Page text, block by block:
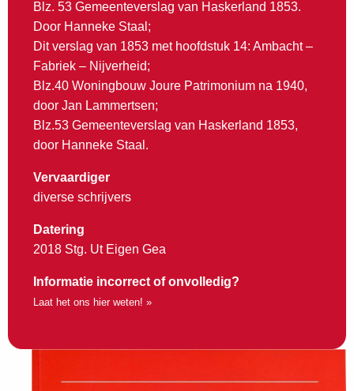
Blz. 53 Gemeenteverslag van Haskerland 1853.
Door Hanneke Staal;
Dit verslag van 1853 met hoofdstuk 14: Ambacht –
Fabriek – Nijverheid;
Blz.40 Woningbouw Joure Patrimonium na 1940,
door Jan Lammertsen;
Blz.53 Gemeenteverslag van Haskerland 1853,
door Hanneke Staal.
Vervaardiger
diverse schrijvers
Datering
2018 Stg. Ut Eigen Gea
Informatie incorrect of onvolledig?
Laat het ons hier weten! »